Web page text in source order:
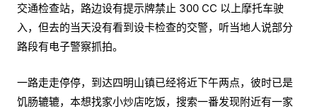
交通检查站，路边设有提示牌禁止 300 CC 以上摩托车驶
入，但去的当天没有看到设卡检查的交警，听当地人说部分
路段有电子警察抓拍。
一路走走停停，到达四明山镇已经将近下午两点，彼时已是
饥肠辘辘，本想找家小炒店吃饭，搜索一番发现附近有一家